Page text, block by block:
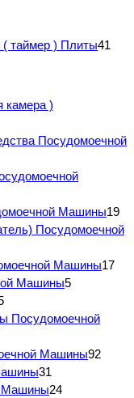
( таймер ) Плиты41
камера )
Посудомоечной
Машины19
Посудомоечной
Машины17
Машины5
Посудомоечной
Машины92
31
Машины24